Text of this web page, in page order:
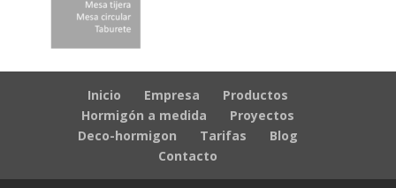
Inicio Empresa
Productos
Hormigón a medida
Proyectos
Deco-hormigon
Tarifas
Blog
Contacto